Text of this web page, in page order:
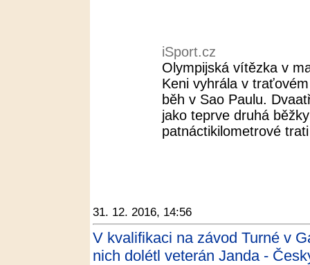
iSport.cz
Olympijská vítězka v
Keni vyhrála v
běh v Sao Paulu.
jako teprve druhá
patnáctikilometrové
31. 12. 2016, 14:56
V kvalifikaci na závod Turné v
nich dolétl veterán Janda -